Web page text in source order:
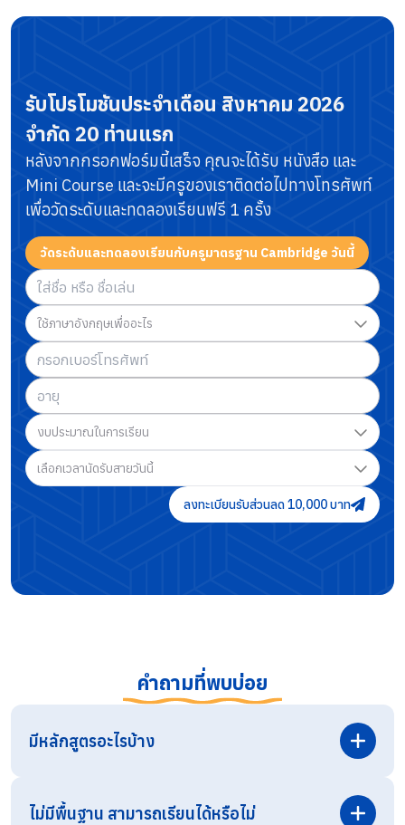
รับโปรโมชันประจำเดือน สิงหาคม 2026
จำกัด 20 ท่านแรก
หลังจากกรอกฟอร์มนี้เสร็จ คุณจะได้รับ หนังสือ และ
Mini Course และจะมีครูของเราติดต่อไปทางโทรศัพท์
เพื่อวัดระดับและทดลองเรียนฟรี 1 ครั้ง
วัดระดับและทดลองเรียนกับครูมาตรฐาน Cambridge วันนี้
ใช้ภาษาอังกฤษเพื่ออะไร
งบประมาณในการเรียน
เลือกเวลานัดรับสายวันนี้
ลงทะเบียนรับส่วนลด 10,000 บาท
คำถามที่พบบ่อย
มีหลักสูตรอะไรบ้าง
ไม่มีพื้นฐาน สามารถเรียนได้หรือไม่